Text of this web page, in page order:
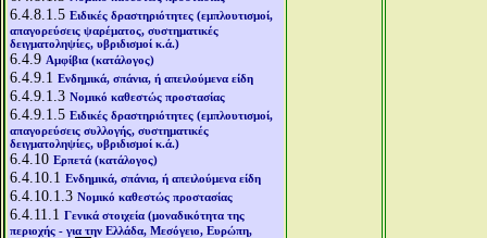
6.4.8.1.5 Ειδικές δραστηριότητες (εμπλουτισμοί,
απαγορεύσεις ψαρέματος, συστηματικές
δειγματοληψίες, υβριδισμοί κ.ά.)
6.4.9 Αμφίβια (κατάλογος)
6.4.9.1 Ενδημικά, σπάνια, ή απειλούμενα είδη
6.4.9.1.3 Νομικό καθεστώς προστασίας
6.4.9.1.5 Ειδικές δραστηριότητες (εμπλουτισμοί,
απαγορεύσεις συλλογής, συστηματικές
δειγματοληψίες, υβριδισμοί κ.ά.)
6.4.10 Ερπετά (κατάλογος)
6.4.10.1 Ενδημικά, σπάνια, ή απειλούμενα είδη
6.4.10.1.3 Νομικό καθεστώς προστασίας
6.4.11.1 Γενικά στοιχεία (μοναδικότητα της
περιοχής - για την Ελλάδα, Μεσόγειο, Ευρώπη,